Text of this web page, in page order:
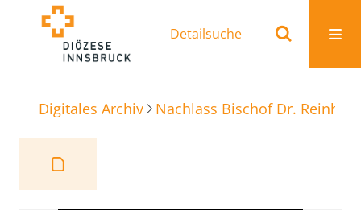
Detailsuche
Digitales Archiv Nachlass Bischof Dr.